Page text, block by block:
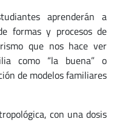
aprenderán a
formas y procesos de
que nos hace ver
como “la buena” o
de modelos familiares
con una dosis